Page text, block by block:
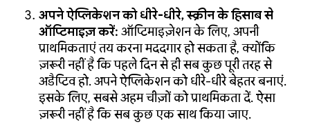
अपने ऐप्लिकेशन को धीरे-धीरे, स्क्रीन के हिसाब से
ऑप्टिमाइज़ करें: ऑप्टिमाइज़ेशन के लिए, अपनी
प्राथमिकताएं तय करना मददगार हो सकता है, क्योंकि
ज़रूरी नहीं है कि पहले दिन से ही सब कुछ पूरी तरह से
अडैप्टिव हो. अपने ऐप्लिकेशन को धीरे-धीरे बेहतर बनाएं.
इसके लिए, सबसे अहम चीज़ों को प्राथमिकता दें. ऐसा
ज़रूरी नहीं है कि सब कुछ एक साथ किया जाए.